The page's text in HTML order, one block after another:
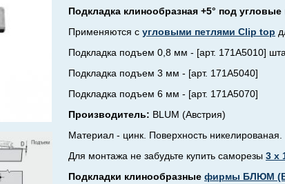
Подкладка клинообразная +5° под
Применяются с угловыми петлями Clip top
Подкладка подъем 0,8 мм - [арт. 171А5010]
Подкладка подъем 3 мм - [арт. 171А5040]
Подкладка подъем 6 мм - [арт. 171А5070]
Производитель: BLUM (Австрия)
Материал - цинк. Поверхность никелированая.
Для монтажа не забудьте купить саморезы 3 х
Подкладки клинообразные фирмы БЛЮМ